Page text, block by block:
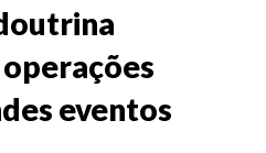
eventos